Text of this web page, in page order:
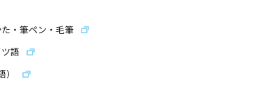
・筆ペン・毛筆
語